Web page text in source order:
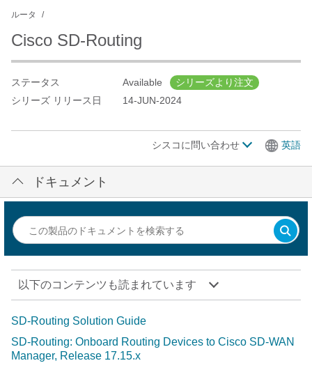
ルータ
Cisco SD-Routing
ステータス Available
シリーズより注文
シリーズ リリース日
14-JUN-2024
シスコに問い合わせ 英語
ドキュメント
以下のコンテンツも読まれています
SD-Routing Solution Guide
SD-Routing: Onboard Routing Devices to Cisco SD-WAN
Manager, Release 17.15.x